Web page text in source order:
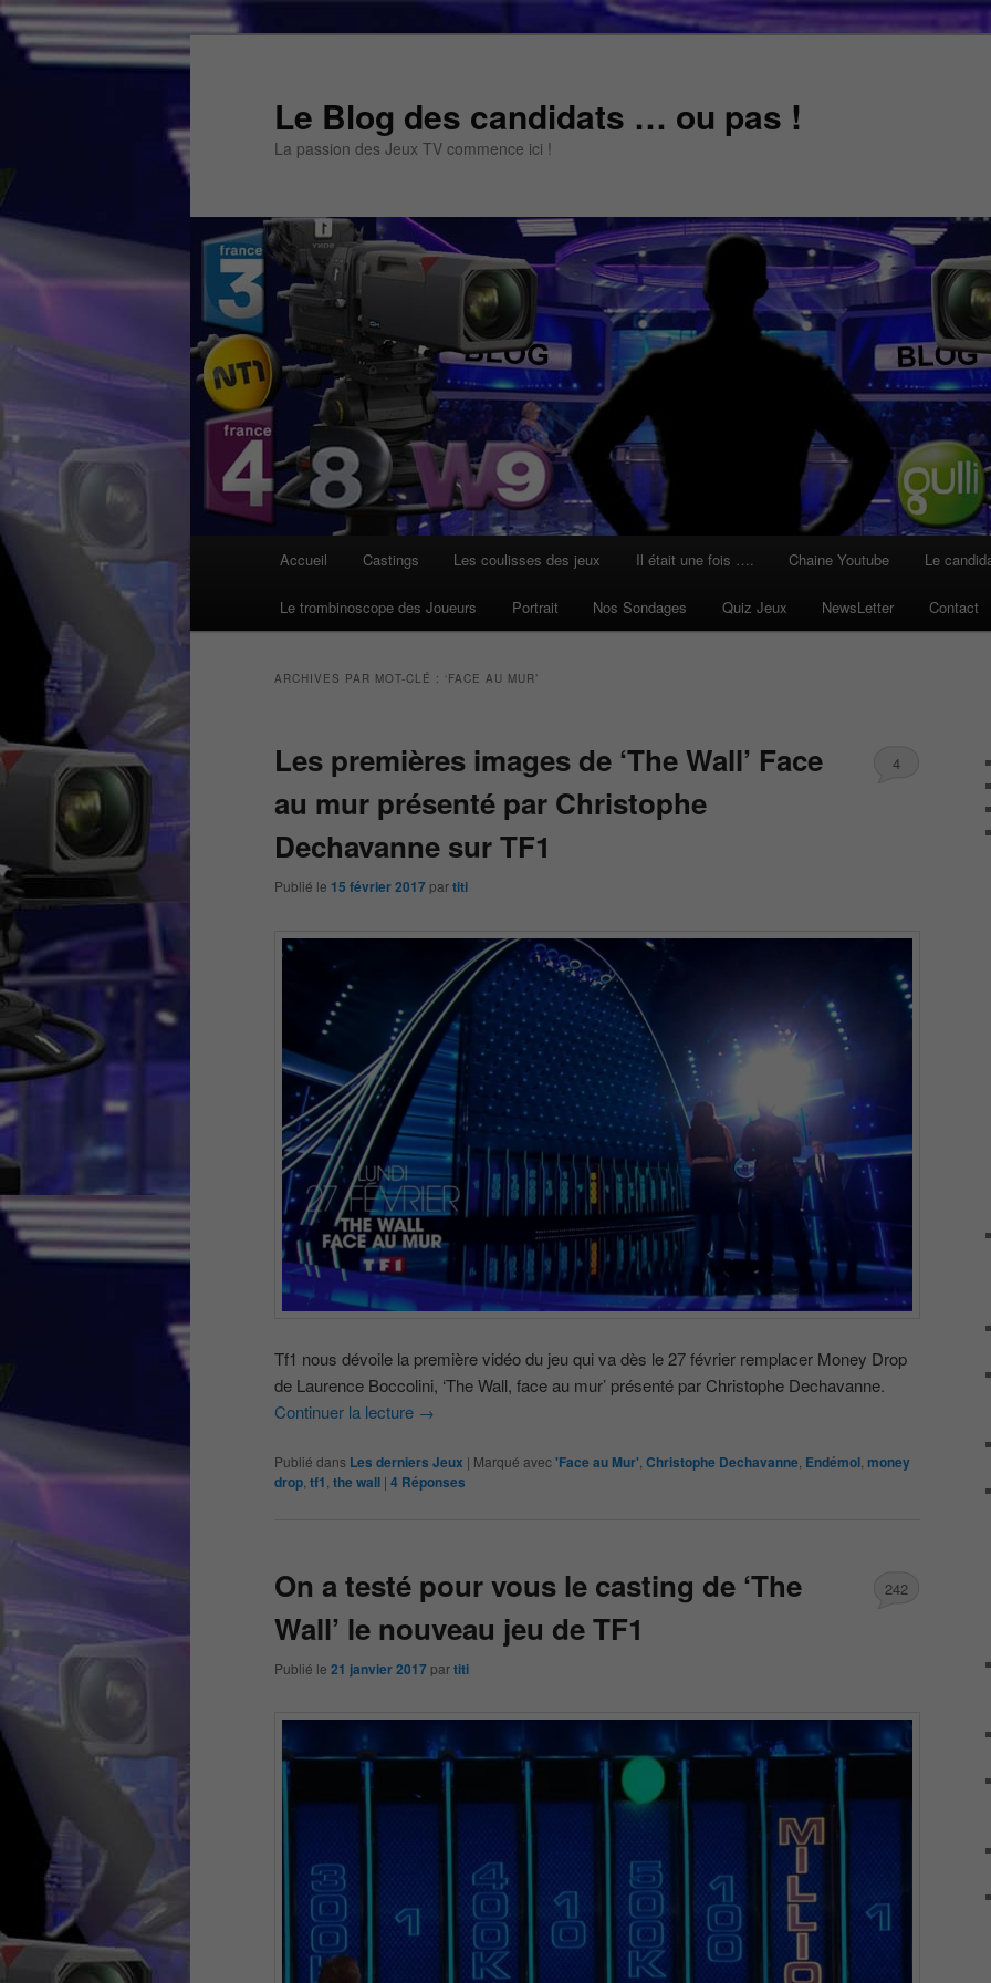
Aller
Aller
Le Blog des candidats … ou pas !
La passion des Jeux TV commence ici !
Accueil Castings Les coulisses des jeux Il était une fois …. Chaine Youtube Le
Le trombinoscope des Joueurs Portrait Nos Sondages Quiz Jeux NewsLetter Contact
ARCHIVES PAR MOT-CLÉ : ‘FACE AU MUR’
Les premières images de ‘The Wall’ Face
au mur présenté par Christophe
Dechavanne sur TF1
Publié le 15 février 2017 partiti
4
Tf1 nous dévoile la première vidéo du jeu qui va dès le 27 février remplacer Money Drop
de Laurence Boccolini, ‘The Wall, face au mur’ présenté par Christophe Dechavanne.
Continuer la lecture →
Publié dans Les derniers Jeux | Marqué avec'Face au Mur' Christophe Dechavanne Endémol money
drop tf1 the wall | 4 Réponses
On a testé pour vous le casting de ‘The
Wall’ le nouveau jeu de TF1
Publié le 21 janvier 2017 partiti
242